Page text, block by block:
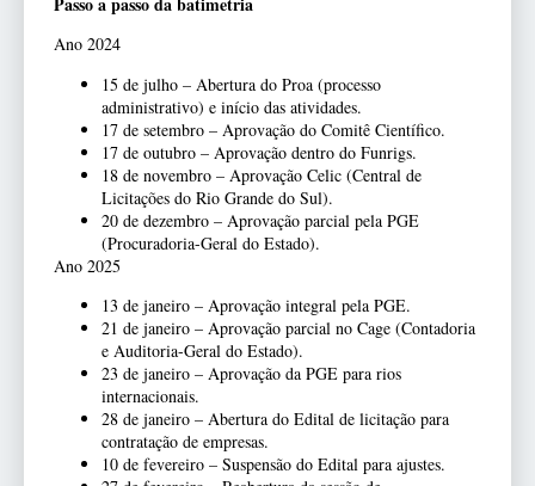
Ano 2024
15 de julho – Abertura do Proa (processo
administrativo) e início das atividades.
17 de setembro – Aprovação do Comitê Científico.
17 de outubro – Aprovação dentro do Funrigs.
18 de novembro – Aprovação Celic (Central de
Licitações do Rio Grande do Sul).
20 de dezembro – Aprovação parcial pela PGE
(Procuradoria-Geral do Estado).
Ano 2025
13 de janeiro – Aprovação integral pela PGE.
21 de janeiro – Aprovação parcial no Cage (Contadoria
e Auditoria-Geral do Estado).
23 de janeiro – Aprovação da PGE para rios
internacionais.
28 de janeiro – Abertura do Edital de licitação para
contratação de empresas.
10 de fevereiro – Suspensão do Edital para ajustes.